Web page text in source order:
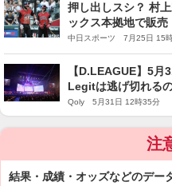
押し出しスシ？ 村
ックス本拠地で販
う」と好評
中日スポーツ 7月25日 15
【D.LEAGUE】5
Legitは逃げ切れる
RAISERZ、初CSの
る頂上決戦
Qoly 5月31日 12時35分
注
結果・成績・オッズなどのデー